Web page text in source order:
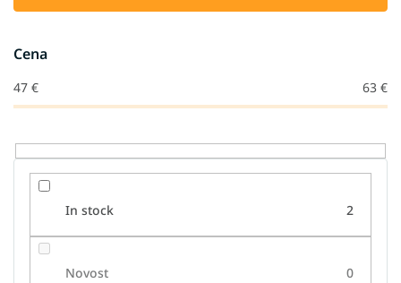
e
i
z
e
l
Cena
47 € 63 €
In stock 2
Novost 0